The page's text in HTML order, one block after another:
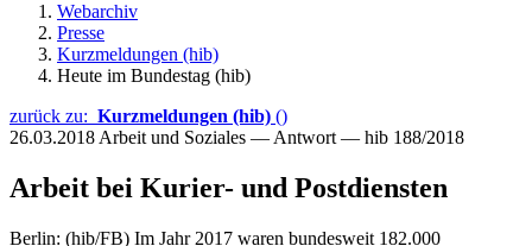
Webarchiv
Presse
Kurzmeldungen (hib)
Heute im Bundestag (hib)
zurück zu: Kurzmeldungen (hib) ()
26.03.2018 Arbeit und Soziales — Antwort — hib 188/2018
Arbeit bei Kurier- und Postdiensten
Berlin: (hib/FB) Im Jahr 2017 waren bundesweit 182.000